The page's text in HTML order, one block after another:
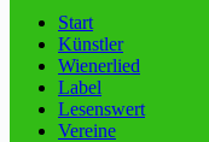
Start
Künstler
Wienerlied
Label
Lesenswert
Vereine